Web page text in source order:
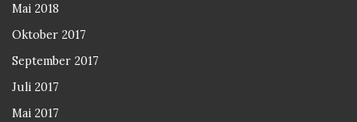
Mai 2018
Oktober 2017
September 2017
Juli 2017
Mai 2017